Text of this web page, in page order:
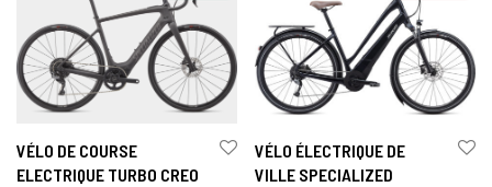
VÉLO DE COURSE
ELECTRIQUE TURBO CREO
VÉLO ÉLECTRIQUE DE
VILLE SPECIALIZED